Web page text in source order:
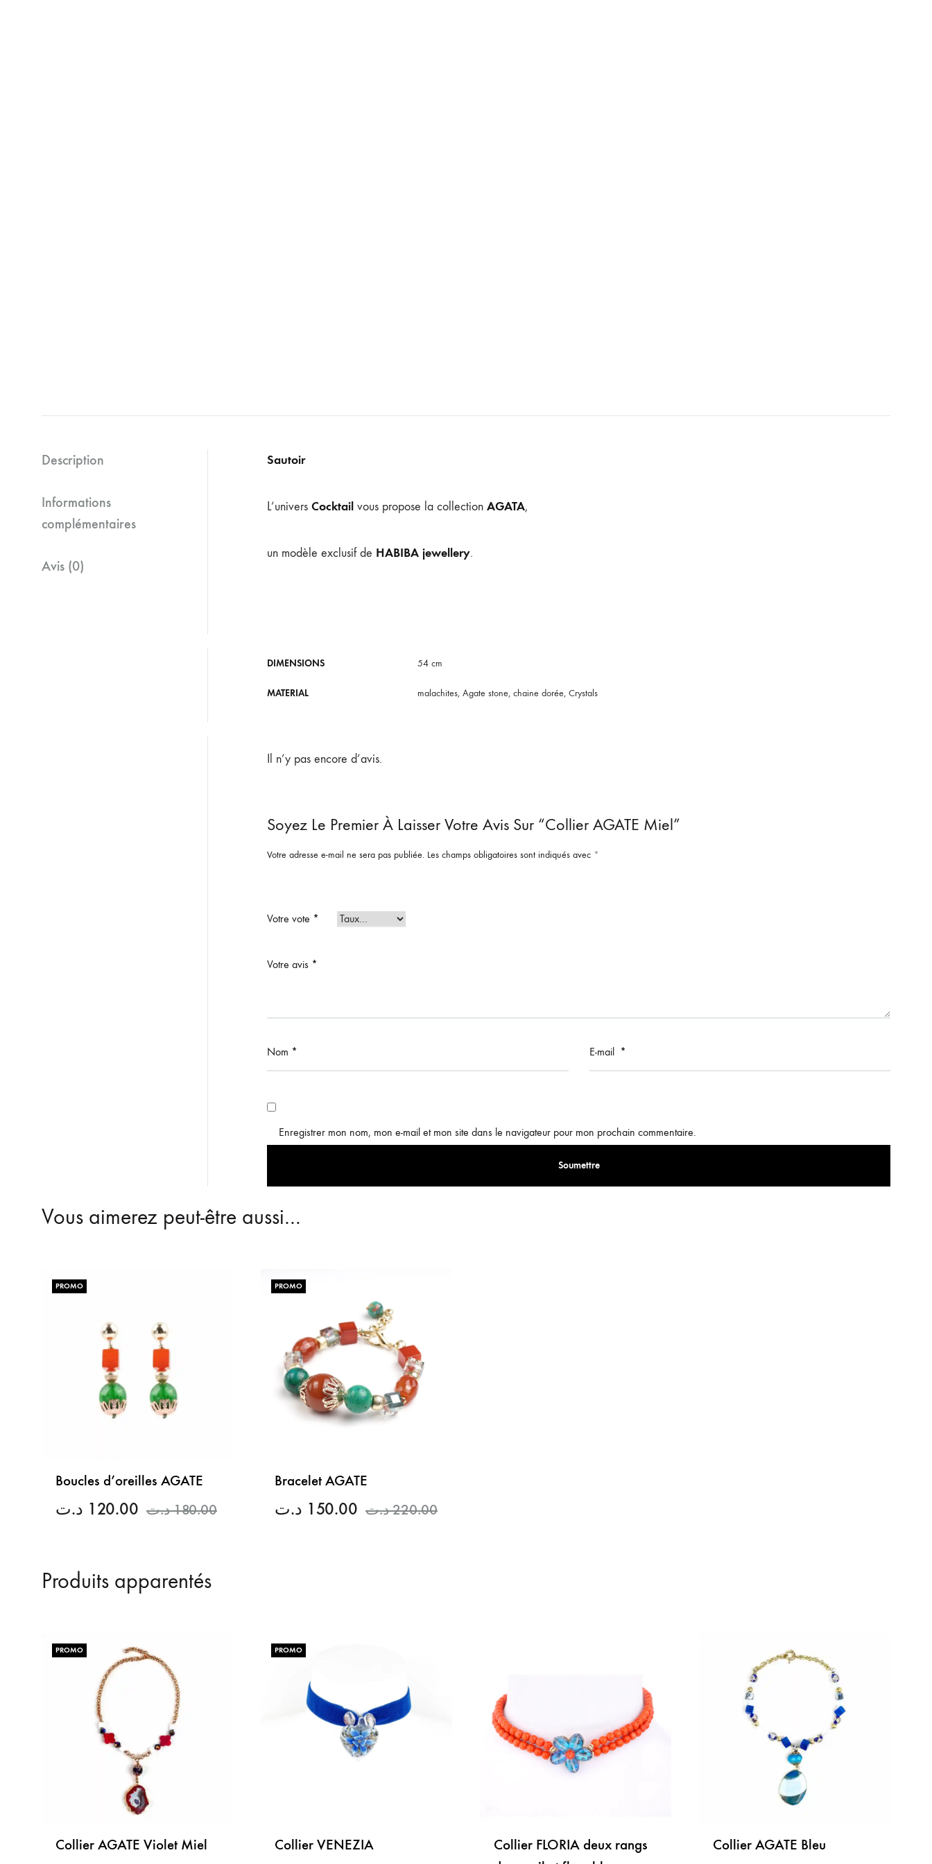
Description
Informations
complémentaires
Avis (0)
Sautoir
L’univers Cocktail vous propose la collection AGATA,
un modèle exclusif de HABIBA jewellery.
DIMENSIONS 54 cm
MATERIAL malachites, Agate stone, chaine dorée, Crystals
Il n’y pas encore d’avis.
Soyez Le Premier À Laisser Votre Avis Sur “Collier AGATE Miel”
Votre adresse e-mail ne sera pas publiée. Les champs obligatoires sont indiqués avec *
Votre vote *
Votre avis *
Nom * E-mail *
Enregistrer mon nom, mon e-mail et mon site dans le navigateur pour mon prochain commentaire.
Vous aimerez peut-être aussi…
PROMO
Boucles d’oreilles AGATE
120.00 د.ت 180.00 د.ت
PROMO
Bracelet AGATE
150.00 د.ت 220.00 د.ت
Produits apparentés
PROMO
Collier AGATE Violet Miel
PROMO
Collier VENEZIA
Collier FLORIA deux rangs
Collier AGATE Bleu